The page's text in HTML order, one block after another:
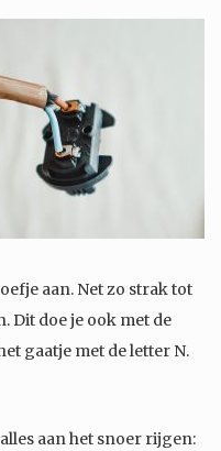
aan. Net zo strak tot
Dit doe je ook met de
gaatje met de letter N.
aan het snoer rijgen: